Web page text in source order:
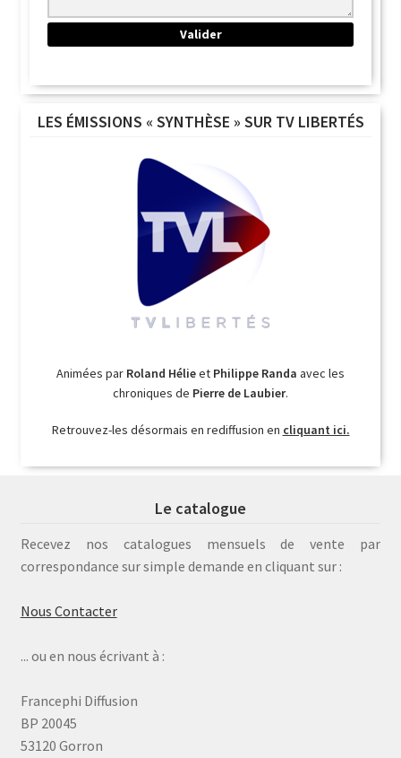
LES ÉMISSIONS « SYNTHÈSE » SUR TV LIBERTÉS
Animées par Roland Hélieet Philippe Randa avec les
chroniques de Pierre de Laubier.
Retrouvez-les désormais en rediffusion en cliquant ici.
Le catalogue
Recevez nos catalogues mensuels de vente par
correspondance sur simple demande en cliquant sur :
Nous Contacter
... ou en nous écrivant à :
Francephi Diffusion
BP 20045
53120 Gorron